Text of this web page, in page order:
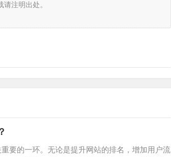
注明出处。
要的一环。无论是提升网站的排名，增加用户流